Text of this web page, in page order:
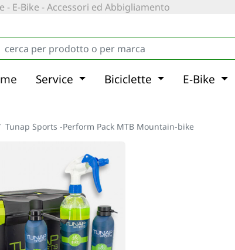
E-Bike - Accessori ed Abbigliamento
Service Biciclette E-Bike
Tunap Sports -Perform Pack MTB Mountain-bike